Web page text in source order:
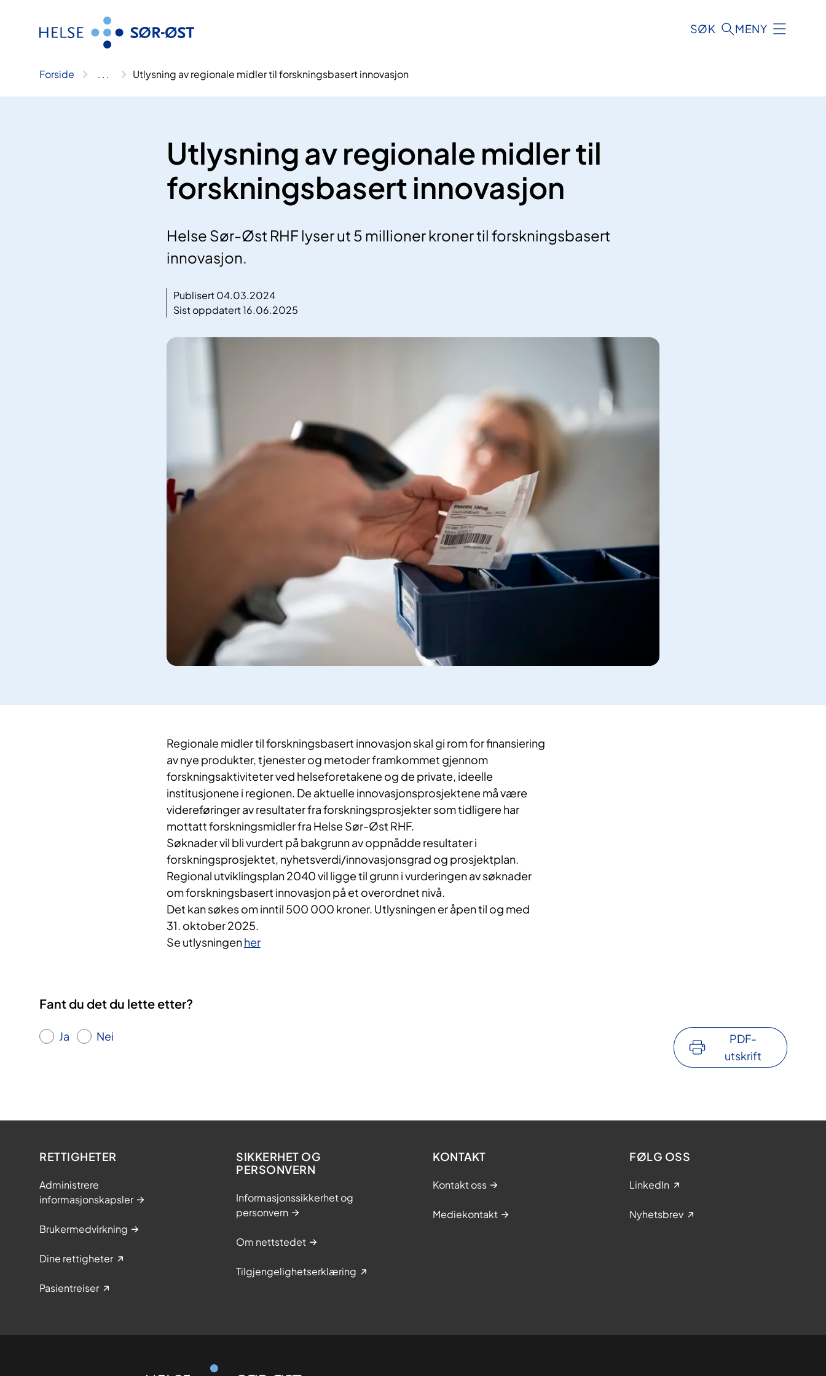
SØK MENY
Forside .. . Utlysning av regionale midler til forskningsbasert innovasjon
Utlysning av regionale midler til
forskningsbasert innovasjon
Helse Sør-Øst RHF lyser ut 5 millioner kroner til forskningsbasert
innovasjon.
Publisert 04.03.2024
Sist oppdatert 16.06.2025
Regionale midler til forskningsbasert innovasjon skal gi rom for finansiering
av nye produkter, tjenester og metoder framkommet gjennom
forskningsaktiviteter ved helseforetakene og de private, ideelle
institusjonene i regionen. De aktuelle innovasjonsprosjektene må være
videreføringer av resultater fra forskningsprosjekter som tidligere har
mottatt forskningsmidler fra Helse Sør-Øst RHF.
Søknader vil bli vurdert på bakgrunn av oppnådde resultater i
forskningsprosjektet, nyhetsverdi/innovasjonsgrad og prosjektplan.
Regional utviklingsplan 2040 vil ligge til grunn i vurderingen av søknader
om forskningsbasert innovasjon på et overordnet nivå.
Det kan søkes om inntil 500 000 kroner. Utlysningen er åpen til og med
31. oktober 2025.
Se utlysningenher
Fant du det du lette etter?
Ja Nei
PDF-
utskrift
RETTIGHETER
Administrere
informasjonskapsler
Brukermedvirkning
Dine rettigheter
Pasientreiser
SIKKERHET OG
PERSONVERN
Informasjonssikkerhet og
personvern
Om nettstedet
Tilgjengelighetserklæring
KONTAKT
Kontakt oss
Mediekontakt
FØLG OSS
LinkedIn
Nyhetsbrev